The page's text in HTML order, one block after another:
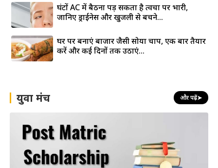
घंटों AC में बैठना पड़ सकता है त्वचा पर भारी,
जानिए ड्राईनेस और खुजली से बचने...
घर पर बनाएं बाजार जैसी सोया चाप, एक बार तैयार
करें और कई दिनों तक उठाएं...
युवा मंच और पढ़ें➤